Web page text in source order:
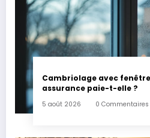
Cambriolage avec
assurance paie-t-elle ?
5 août 2026 0 Commentaires